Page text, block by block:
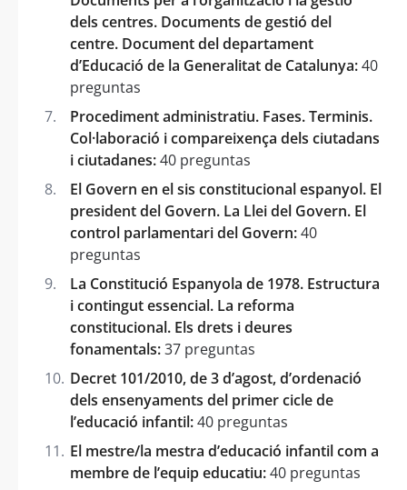
dels centres. Documents de gestió del
centre. Document del departament
d’Educació de la Generalitat de Catalunya:40
preguntas
Procediment administratiu. Fases. Terminis.
Col·laboració i compareixença dels ciutadans
i ciutadanes:40 preguntas
El Govern en el sis constitucional espanyol. El
president del Govern. La Llei del Govern. El
control parlamentari del Govern:40
preguntas
La Constitució Espanyola de 1978. Estructura
i contingut essencial. La reforma
constitucional. Els drets i deures
fonamentals:37 preguntas
Decret 101/2010, de 3 d’agost, d’ordenació
dels ensenyaments del primer cicle de
l’educació infantil:40 preguntas
El mestre/la mestra d’educació infantil com a
membre de l’equip educatiu:40 preguntas